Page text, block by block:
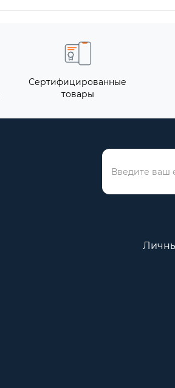
Сертифицированные
товары